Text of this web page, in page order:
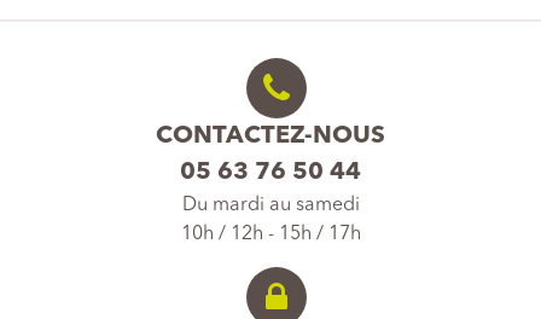
CONTACTEZ-NOUS
05 63 76 50 44
Du mardi au samedi
10h / 12h - 15h / 17h